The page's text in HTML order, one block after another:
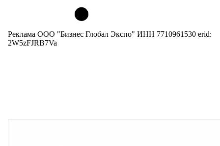
Реклама ООО "Бизнес Глобал Экспо" ИНН 7710961530 erid:
2W5zFJRB7Va